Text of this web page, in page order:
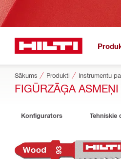
Sākums Produkti
FIGŪRZĀĢA
Konfigurators Tehniskie